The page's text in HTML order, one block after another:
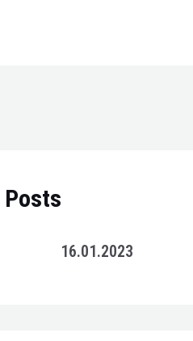
16.01.2023